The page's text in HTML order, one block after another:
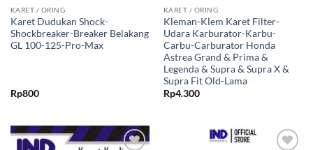
KARET / ORING
Karet Dudukan Shock-
Shockbreaker-Breaker Belakang
GL 100-125-Pro-Max
Rp800
KARET / ORING
Kleman-Klem Karet Filter-
Udara Karburator-Karbu-
Carbu-Carburator Honda
Astrea Grand & Prima &
Legenda & Supra & Supra X &
Supra Fit Old-Lama
Rp4.300